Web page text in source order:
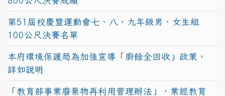
第51屆校慶暨運動會七、八、九年級男、女生組
100公尺決賽名單
本府環境保護局為加強宣導「廚餘全回收」政策，
詳如說明
「教育部事業廢棄物再利用管理辦法」，業經教育